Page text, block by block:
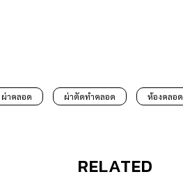
ผ่าคลอด ผ่าตัดทำคลอด ห้องคลอด
RELATED